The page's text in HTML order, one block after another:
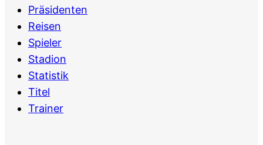
Präsidenten
Reisen
Spieler
Stadion
Statistik
Titel
Trainer